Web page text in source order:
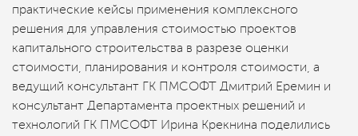
практические кейсы применения комплексного
решения для управления стоимостью проектов
капитального строительства в разрезе оценки
стоимости, планирования и контроля стоимости, а
ведущий консультант ГК ПМСОФТ Дмитрий Еремин и
консультант Департамента проектных решений и
технологий ГК ПМСОФТ Ирина Крекнина поделились